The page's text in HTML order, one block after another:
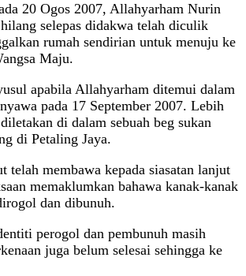
20 Ogos 2007, Allahyarham Nurin
selepas didakwa telah diculik
rumah sendirian untuk menuju ke
Maju.
apabila Allahyarham ditemui dalam
pada 17 September 2007. Lebih
di dalam sebuah beg sukan
di Petaling Jaya.
telah membawa kepada siasatan lanjut
memaklumkan bahawa kanak-kanak
dan dibunuh.
perogol dan pembunuh masih
juga belum selesai sehingga ke